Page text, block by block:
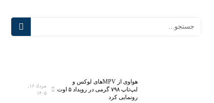
هواوی از MPVهای لوکس و
لپ‌تاپ ۷۹۸ گرمی در رویداد ۵ اوت
رونمایی کرد
۱۴۰۵